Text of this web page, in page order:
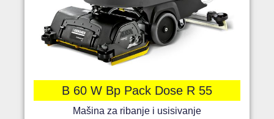
B 60 W Bp Pack Dose R 55
Mašina za ribanje i usisivanje